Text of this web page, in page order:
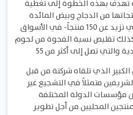
تهدف بهذه الخطوة إلى تغطية
من الدجاج وبيض المائدة
ومصنعات الدواجن -التي تزيد عن 150 منتجاً- في الأسواق
تقليص نسبة الفجوة من لحوم
الذي تلقاه شركتة من قبل
متمثلاً في التشجيع غير
مؤسسات الدولة المختلفة
المحليين من أجل تطوير